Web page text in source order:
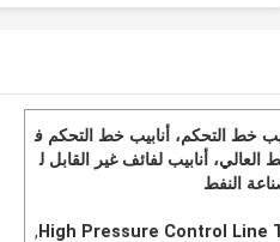
خط التحكم، أنابيب خط التحكم ف
أنابيب لفائف غير القابل ل
النفط
High Pressure Control Line
,